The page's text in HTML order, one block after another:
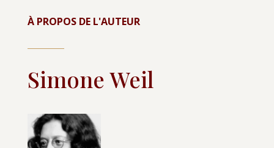
À PROPOS DE L'AUTEUR
Simone Weil